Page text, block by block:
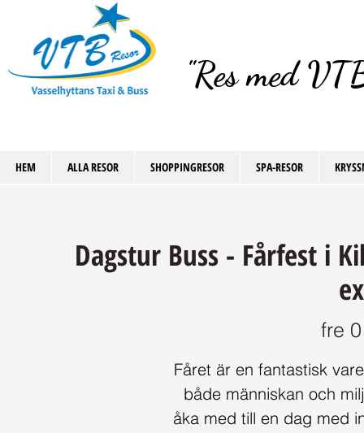
"Res med
HEM ALLA RESOR SHOPPINGRESOR SPA-RESOR
Dagstur Buss - Fårfest i
fre
Fåret är en fantastisk
både människan och
åka med till en dag med